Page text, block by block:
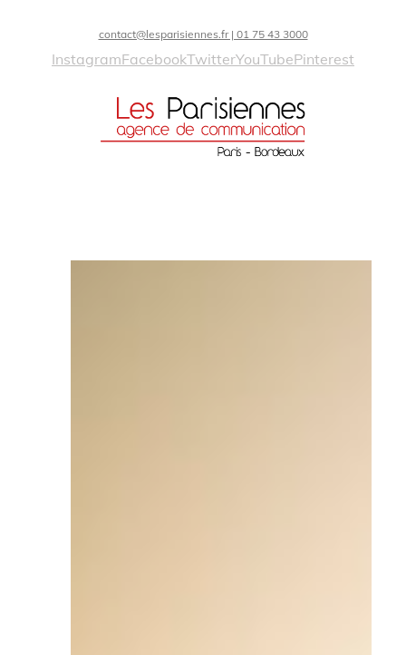
contact@lesparisiennes.fr | 01 75 43 3000
InstagramFacebookTwitterYouTubePinterest